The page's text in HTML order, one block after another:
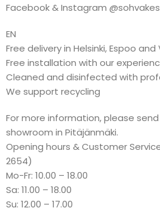
Facebook & Instagram
EN
Free delivery in Helsinki, Espoo
Free installation with our
Cleaned and disinfected with
We support recycling
For more information, please
showroom in Pitäjänmäki.
Opening hours & Customer
2654)
Mo-Fr: 10.00 – 18.00
Sa: 11.00 – 18.00
Su: 12.00 – 17.00